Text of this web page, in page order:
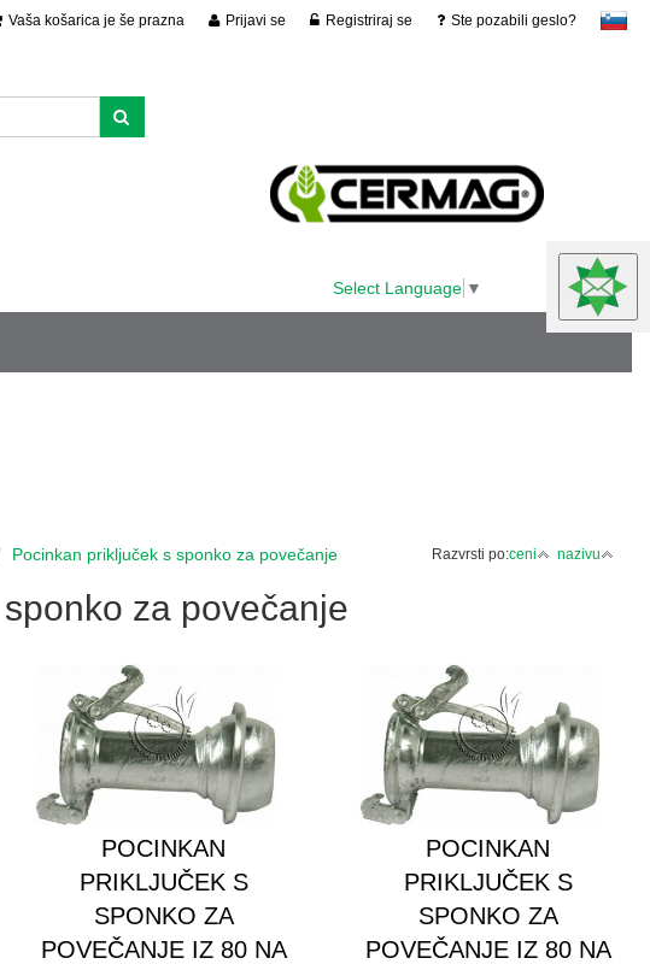
slovensko
Prijavi se Registriraj se Ste pozabili geslo?
Vaša košarica je še prazna
Select Language ▼
Pocinkan priključek s sponko za povečanje Razvrsti po:ceni nazivu
za povečanje
POCINKAN
PRIKLJUČEK S
SPONKO ZA
POVEČANJE IZ 80 NA
POCINKAN
PRIKLJUČEK S
SPONKO ZA
POVEČANJE IZ 80 NA